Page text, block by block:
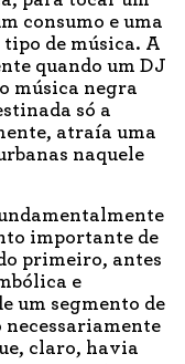
consumo e uma
de música. A
quando um DJ
música negra
só a
atraía uma
naquele
importante de
primeiro, antes
e
um segmento de
necessariamente
claro, havia